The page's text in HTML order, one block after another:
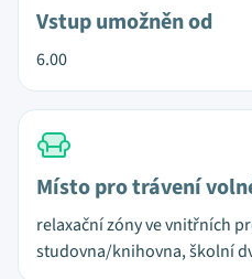
Vstup umožněn od
6.00
Místo pro trávení
relaxační zóny ve vnitřních
studovna/knihovna, školní